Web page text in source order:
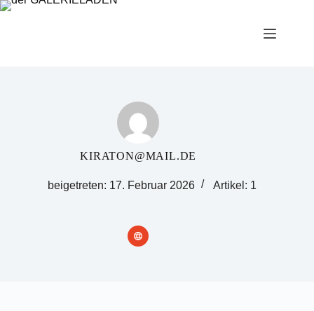
Zum
KIRATON@MAIL.DE
beigetreten: 17. Februar 2026 Artikel: 1